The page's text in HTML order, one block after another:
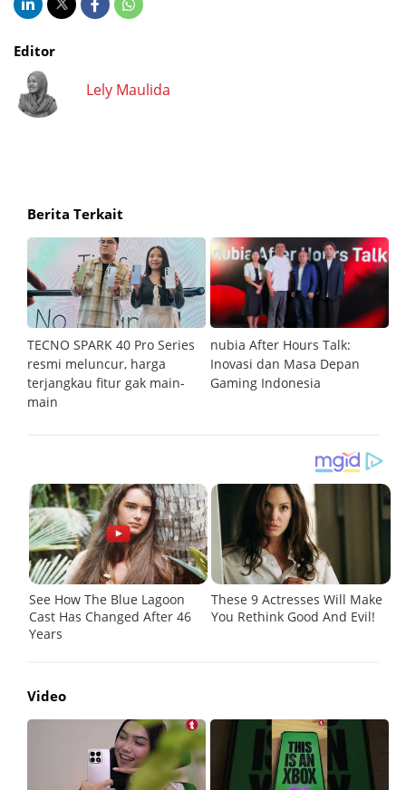
Editor
Lely Maulida
Berita Terkait
TECNO SPARK 40 Pro Series
resmi meluncur, harga
terjangkau fitur gak main-
main
nubia After Hours Talk:
Inovasi dan Masa Depan
Gaming Indonesia
Video